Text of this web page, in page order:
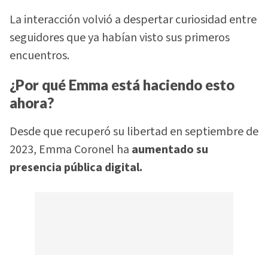
La interacción volvió a despertar curiosidad entre
seguidores que ya habían visto sus primeros
encuentros.
¿Por qué Emma está haciendo esto
ahora?
Desde que recuperó su libertad en septiembre de
2023, Emma Coronel ha aumentado su
presencia pública digital.